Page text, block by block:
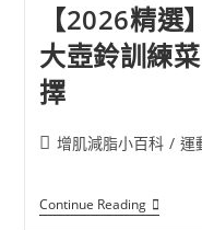
【2026精選
大壺鈴訓練
擇
增肌減脂小百科 / 運
Continue Reading